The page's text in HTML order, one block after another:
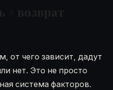
× возврат
от чего зависит, дадут
нет. Это не просто
система факторов.